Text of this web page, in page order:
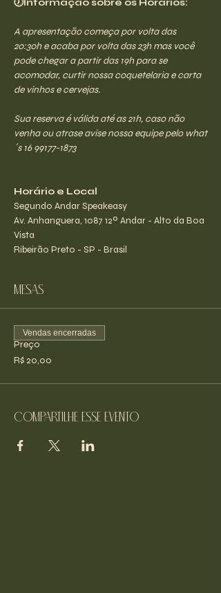
🕖Informação sobre os Horários:
A apresentação começa por volta das
20:30h e acaba por volta das 23h mas você
pode chegar a partir das 19h para se
acomodar, curtir nossa coquetelaria e carta
de vinhos e cervejas.
Sua reserva é válida até as 21h, caso não
venha ou atrase avise nossa equipe pelo what
´s 16 99177-1873
Horário e Local
Segundo Andar Speakeasy
Av. Anhanguera, 1087 12º Andar - Alto da Boa
Vista
Ribeirão Preto - SP - Brasil
Mesas
Preço
R$ 20,00
Vendas encerradas
Compartilhe esse evento